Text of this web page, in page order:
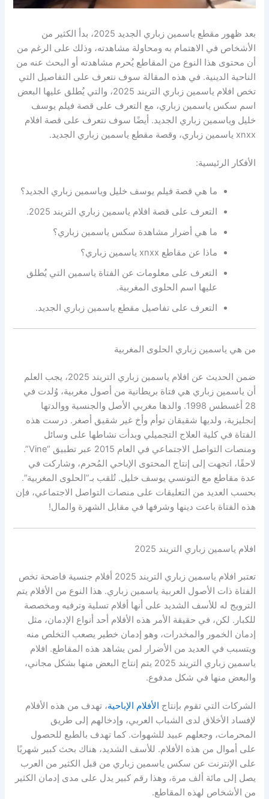
بعد ظهور مقطع ياسمين زباري الجديد 2025، بدأ الكثير من
الأشخاص في الاهتمام به ومحاولة مشاهدته، وذلك على الرغم من
أن محتوى هذا النوع من المقاطع يُحرم مشاهدته أو البحث عنه من
الناحية الدينية. في هذه المقالة سوف نتعرف على التفاصيل التي
تخص افلام ياسمين زباري التريند 2025، والتي يُطلق عليها البعض
اسم سكس ياسمين زباري، مع التعرف على قصة فيلم يوسف
خليل وياسمين زباري الجديد. أيضًا سوف نتعرف على قصة افلام
xnxx ياسمين زباري، وقصة مقطع ياسمين زباري الجديد.
الأفكار الرئيسية:
ما هي قصة فيلم يوسف خليل وياسمين زباري الجديد؟
التعرف على قصة افلام ياسمين زباري التريند 2025.
ما هي أضرار مشاهدة سكس ياسمين زباري؟
ماذا عن مقاطع xnxx ياسمين زباري؟
التعرف على معلومات عن الفتاة ياسمين التي يُطلق
عليها اسم الحلوى المغربية.
التعرف على تفاصيل مقطع ياسمين زباري الجديد.
من هي ياسمين زباري الحلوى المغربية
ضمن الحديث عن افلام ياسمين زباري التريند 2025، يجب العلم
أن ياسمين زباري هي فتاة بريطانية من أصول مغربية، وُلدت في
28 أغسطس 1998. والدها مغربي الأصل والجنسية ووالدتها
إنجليزية، ولديها شقيقان توأم وأخ غير شقيق أصغر. درست هذه
الفتاة في كلية العلاج التجميلي وبدأت نشاطها على وسائل
ومنصات التواصل الاجتماعي في العام 2015 عبر تطبيق “Vine”.
لاحقًا، اتجهت إلى إنتاج المحتوى الإباحي المُحرم، وشاركت في
عدة مقاطع مع التونسي يوسف خليل. تُلقب بـ”الحلوى المغربية”.
بحسب العديد من التعليقات على منصات التواصل الاجتماعي، فإن
هذه الفتاة باعت دينها وشرفها في مقابل الشهرة والمال!
افلام ياسمين زباري التريند 2025
تعتبر افلام ياسمين زباري التريند 2025 أفلام جنسية فاضحة تخص
الفتاة ذات الأصول العربية ياسمين زباري. هذا النوع من الأفلام يتم
الترويج له للأسف الشديد على أنها أفلام تسلية وترفيه ومخصصة
للكبار. لكن، في حقيقة الأمر هذه الأفلام أحد أنواع الإدمان، مثل
إدمان الخمور والمخدرات، وهو إدمان خطير يصعب التخلص منه
ويتسبب في العديد من الأضرار لمن يشاهد هذه المقاطع. افلام
ياسمين زباري التريند 2025 يتم إنتاج البعض منها بشكل مجاني،
والبعض منها في شكل مدفوع.
الشركات التي تقوم بإنتاج الأفلام الإباحية، تهدف من هذه الأفلام
لإفساد الأخلاق لدى الشباب العربي، وإدخالهم إلى طريق
المحرمات، وجعلهم عبيد للشهوات. كما تهدف بالطبع للحصول
على أموال من هذه الأفلام. للأسف الشديد، هناك بحث كبير شهريًا
على الإنترنت عن سكس ياسمين زباري من قبل الكثير من العرب
يصل إلى مائة ألف مرة، وهذا رقم كبير يدل على مدى إدمان الكثير
من الأشخاص لهذه المقاطع.